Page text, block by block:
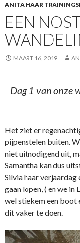
ANITA HAAR
EEN
MAART 16, 2019
Dag 1 van onze
Het ziet er
pijpenstelen buiten.
niet uitnodigend uit,
Samantha kan dus
Silvia haar
gaan lopen, ( en we
wel stiekem een boot
dit vaker te doen.